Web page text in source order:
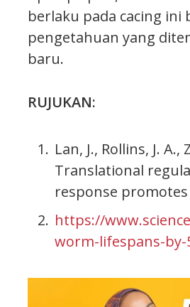
berlaku pada cacing
pengetahuan yang
baru.
RUJUKAN:
Lan, J., Rollins, J.
Translational
response
https://
worm-lifespans-by-